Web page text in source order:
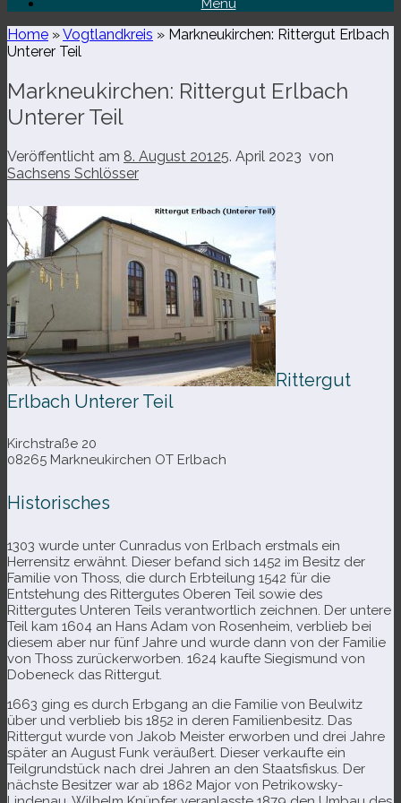
Menü
Home »Vogtlandkreis » Markneukirchen: Rittergut Erlbach
Unterer Teil
Markneukirchen: Rittergut Erlbach
Unterer Teil
Veröffentlicht am 8. August 20125. April 2023 von
Sachsens Schlösser
Rittergut
Erlbach Unterer Teil
Kirchstraße 20
08265 Markneukirchen OT Erlbach
Historisches
1303 wurde unter Cunradus von Erlbach erst­mals ein
Herrensitz erwähnt. Dieser befand sich 1452 im Besitz der
Familie von Thoss, die durch Erbteilung 1542 für die
Entstehung des Rittergutes Oberen Teil sowie des
Rittergutes Unteren Teils ver­ant­wort­lich zeich­nen. Der untere
Teil kam 1604 an Hans Adam von Rosenheim, ver­blieb bei
die­sem aber nur fünf Jahre und wurde dann von der Familie
von Thoss zurück­er­wor­ben. 1624 kaufte Siegismund von
Dobeneck das Rittergut.
1663 ging es durch Erbgang an die Familie von Beulwitz
über und ver­blieb bis 1852 in deren Familienbesitz. Das
Rittergut wurde von Jakob Meister erwor­ben und drei Jahre
spä­ter an August Funk ver­äu­ßert. Dieser ver­kaufte ein
Teilgrundstück nach drei Jahren an den Staatsfiskus. Der
nächste Besitzer war ab 1862 Major von Petrikowsky-​